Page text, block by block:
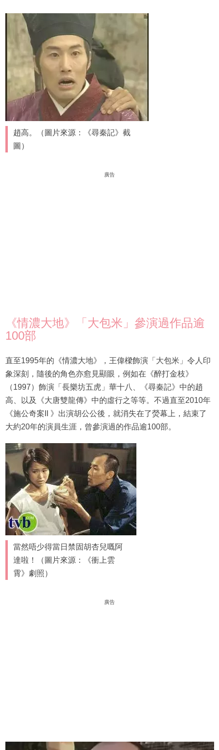
趙高。（圖片來源：《尋秦記》截
圖）
廣告
《情濃大地》「大包米」參演過作品逾
100部
直至1995年的《情濃大地》，王偉樑飾演「大包米」令人印
象深刻，隨後的角色亦愈見顯眼，例如在《醉打金枝》
（1997）飾演「長樂坊五虎」華十八、《尋秦記》中的趙
高、以及《大唐雙龍傳》中的虛行之等等。不過直至2010年
《施公奇案II 》出演胡公公後，就消失在了熒幕上，結束了
大約20年的演員生涯，曾參演過的作品逾100部。
當然唔少得當日禁固胡杏兒嘅阿
達啦！（圖片來源：《衝上雲
霄》劇照）
廣告